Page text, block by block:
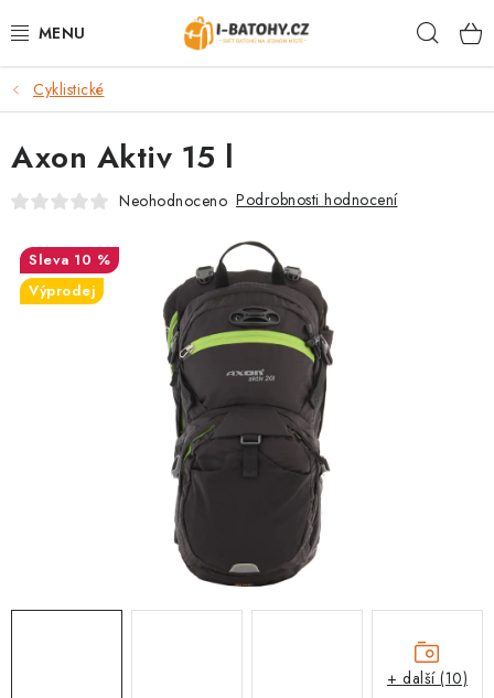
na
VÝPRODEJ %
BATOHY
TAŠKY, KABELKY
CESTOVNÍ ZAVAZADLA
DOPLŇKY A PŘÍSLUŠENSTVÍ
Doprava a platba Vše o nákupu Kontakty
Poradna
Cyklistické
Axon Aktiv 15 l
Neohodnoceno Podrobnosti hodnocení
10 %
Výprodej
+ další (10)